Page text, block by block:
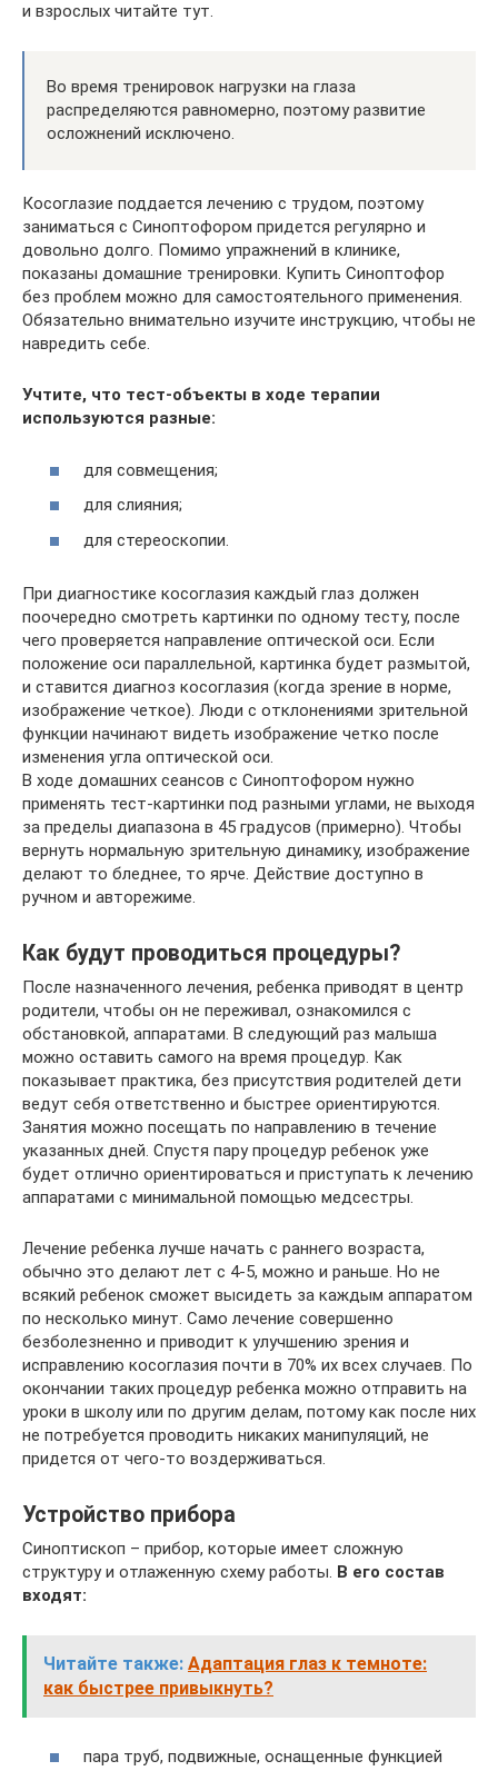
и взрослых читайте тут.
Во время тренировок нагрузки на глаза
распределяются равномерно, поэтому развитие
осложнений исключено.
Косоглазие поддается лечению с трудом, поэтому
заниматься с Синоптофором придется регулярно и
довольно долго. Помимо упражнений в клинике,
показаны домашние тренировки. Купить Синоптофор
без проблем можно для самостоятельного применения.
Обязательно внимательно изучите инструкцию, чтобы не
навредить себе.
Учтите, что тест-объекты в ходе терапии
используются разные:
для совмещения;
для слияния;
для стереоскопии.
При диагностике косоглазия каждый глаз должен
поочередно смотреть картинки по одному тесту, после
чего проверяется направление оптической оси. Если
положение оси параллельной, картинка будет размытой,
и ставится диагноз косоглазия (когда зрение в норме,
изображение четкое). Люди с отклонениями зрительной
функции начинают видеть изображение четко после
изменения угла оптической оси.
В ходе домашних сеансов с Синоптофором нужно
применять тест-картинки под разными углами, не выходя
за пределы диапазона в 45 градусов (примерно). Чтобы
вернуть нормальную зрительную динамику, изображение
делают то бледнее, то ярче. Действие доступно в
ручном и авторежиме.
Как будут проводиться процедуры?
После назначенного лечения, ребенка приводят в центр
родители, чтобы он не переживал, ознакомился с
обстановкой, аппаратами. В следующий раз малыша
можно оставить самого на время процедур. Как
показывает практика, без присутствия родителей дети
ведут себя ответственно и быстрее ориентируются.
Занятия можно посещать по направлению в течение
указанных дней. Спустя пару процедур ребенок уже
будет отлично ориентироваться и приступать к лечению
аппаратами с минимальной помощью медсестры.
Лечение ребенка лучше начать с раннего возраста,
обычно это делают лет с 4-5, можно и раньше. Но не
всякий ребенок сможет высидеть за каждым аппаратом
по несколько минут. Само лечение совершенно
безболезненно и приводит к улучшению зрения и
исправлению косоглазия почти в 70% их всех случаев. По
окончании таких процедур ребенка можно отправить на
уроки в школу или по другим делам, потому как после них
не потребуется проводить никаких манипуляций, не
придется от чего-то воздерживаться.
Устройство прибора
Синоптископ – прибор, которые имеет сложную
структуру и отлаженную схему работы. В его состав
входят:
Читайте также: Адаптация глаз к темноте:
как быстрее привыкнуть?
пара труб, подвижные, оснащенные функцией